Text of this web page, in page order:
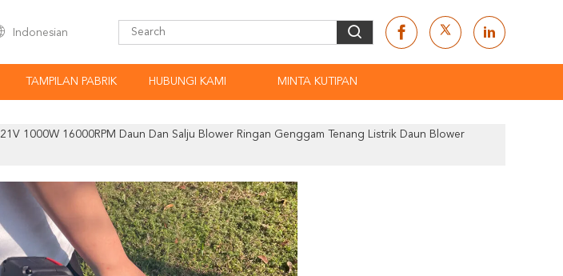
Indonesian
TAMPILAN PABRIK HUBUNGI KAMI MINTA KUTIPAN
21V 1000W 16000RPM Daun Dan Salju Blower Ringan Genggam Tenang Listrik Daun Blower